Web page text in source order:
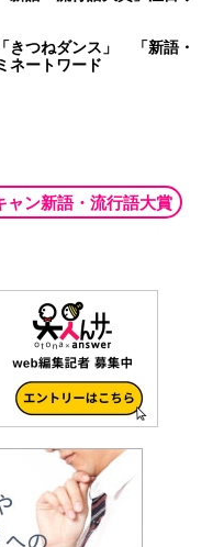
きつねダンス」 「新語・
ネートワード
ン新語・流行語大賞